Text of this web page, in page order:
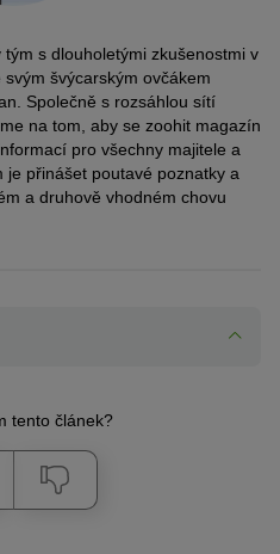
s dlouholetými zkušenostmi v
švýcarským ovčákem
Společně s rozsáhlou sítí
na tom, aby se zoohit magazín
pro všechny majitele a
přinášet poutavé poznatky a
a druhově vhodném chovu
tento článek?